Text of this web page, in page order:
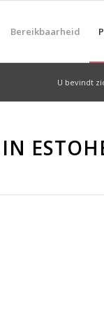
Bereikbaarheid
U bevindt